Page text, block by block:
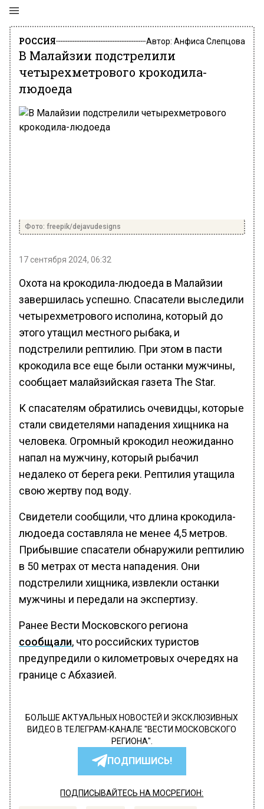
РОССИЯ Автор: Анфиса Слепцова
В Малайзии подстрелили
четырехметрового крокодила-
людоеда
Фото: freepik/dejavudesigns
17 сентября 2024, 06:32
Охота на крокодила-людоеда в Малайзии
завершилась успешно. Спасатели выследили
четырехметрового исполина, который до
этого утащил местного рыбака, и
подстрелили рептилию. При этом в пасти
крокодила все еще были останки мужчины,
сообщает малайзийская газета The Star.
К спасателям обратились очевидцы, которые
стали свидетелями нападения хищника на
человека. Огромный крокодил неожиданно
напал на мужчину, который рыбачил
недалеко от берега реки. Рептилия утащила
свою жертву под воду.
Свидетели сообщили, что длина крокодила-
людоеда составляла не менее 4,5 метров.
Прибывшие спасатели обнаружили рептилию
в 50 метрах от места нападения. Они
подстрелили хищника, извлекли останки
мужчины и передали на экспертизу.
Ранее Вести Московского региона
сообщали, что российских туристов
предупредили о километровых очередях на
границе с Абхазией.
БОЛЬШЕ АКТУАЛЬНЫХ НОВОСТЕЙ И ЭКСКЛЮЗИВНЫХ
ВИДЕО В ТЕЛЕГРАМ-КАНАЛЕ "ВЕСТИ МОСКОВСКОГО
РЕГИОНА".
ПОДПИШИСЬ!
ПОДПИСЫВАЙТЕСЬ НА МОСРЕГИОН: